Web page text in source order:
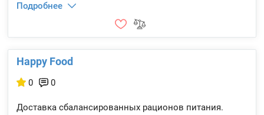
Подробнее
Happy Food
0 0
Доставка сбалансированных рационов питания.